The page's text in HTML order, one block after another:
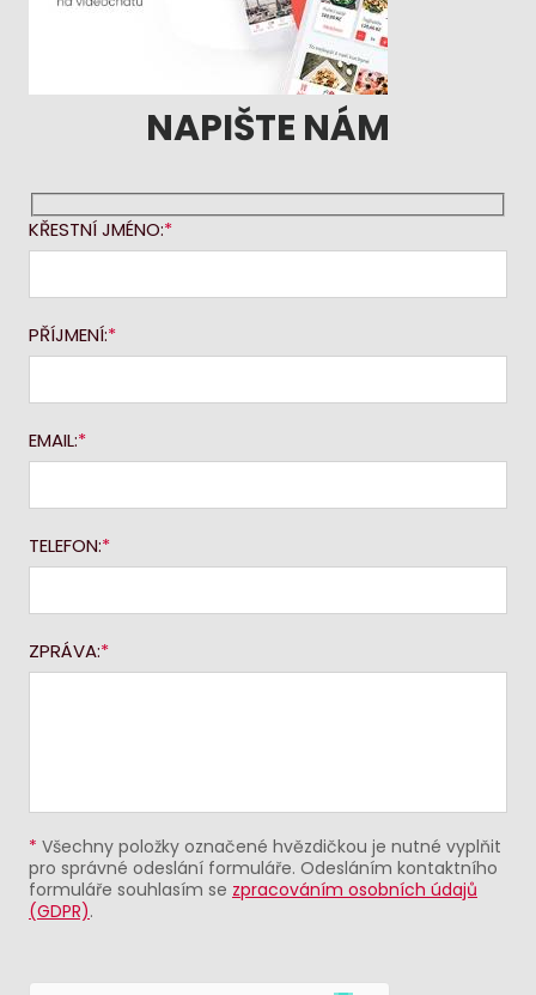
NAPIŠTE NÁM
KŘESTNÍ JMÉNO:
PŘÍJMENÍ:
EMAIL:
TELEFON:
ZPRÁVA:
* Všechny položky označené hvězdičkou je nutné vyplňit
pro správné odeslání formuláře. Odesláním kontaktního
formuláře souhlasím se zpracováním osobních údajů
(GDPR).